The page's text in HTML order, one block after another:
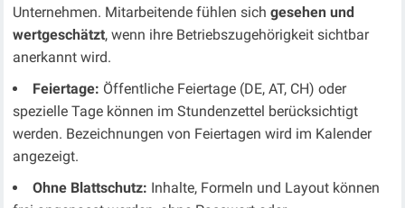
Unternehmen. Mitarbeitende fühlen sichgesehen und
wertgeschätzt, wenn ihre Betriebszugehörigkeit sichtbar
anerkannt wird.
Feiertage: Öffentliche Feiertage (DE, AT, CH) oder
spezielle Tage können im Stundenzettel berücksichtigt
werden. Bezeichnungen von Feiertagen wird im Kalender
angezeigt.
Ohne Blattschutz: Inhalte, Formeln und Layout können